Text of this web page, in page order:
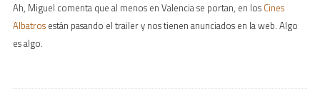
Ah, Miguel comenta que al menos en Valencia se portan, en los Cines
Albatrosestán pasando el trailer y nos tienen anunciados en la web. Algo
es algo.